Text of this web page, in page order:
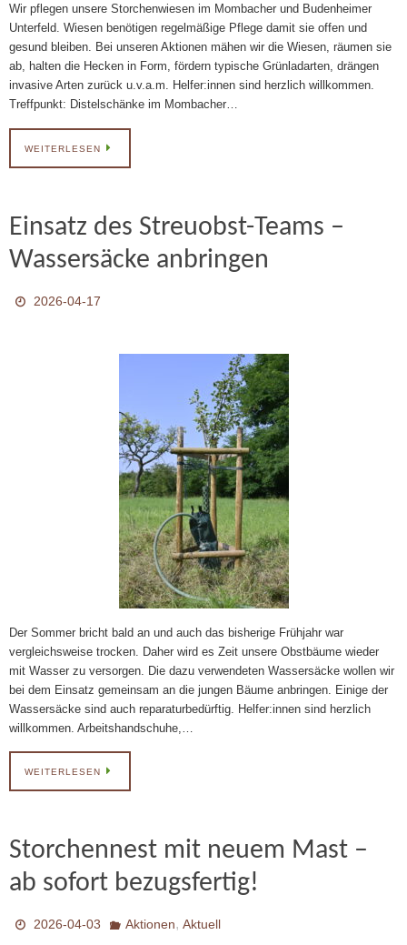
Wir pflegen unsere Storchenwiesen im Mombacher und Budenheimer
Unterfeld. Wiesen benötigen regelmäßige Pflege damit sie offen und
gesund bleiben. Bei unseren Aktionen mähen wir die Wiesen, räumen sie
ab, halten die Hecken in Form, fördern typische Grünladarten, drängen
invasive Arten zurück u.v.a.m. Helfer:innen sind herzlich willkommen.
Treffpunkt: Distelschänke im Mombacher…
WEITERLESEN
Einsatz des Streuobst-Teams –
Wassersäcke anbringen
2026-04-17
Der Sommer bricht bald an und auch das bisherige Frühjahr war
vergleichsweise trocken. Daher wird es Zeit unsere Obstbäume wieder
mit Wasser zu versorgen. Die dazu verwendeten Wassersäcke wollen wir
bei dem Einsatz gemeinsam an die jungen Bäume anbringen. Einige der
Wassersäcke sind auch reparaturbedürftig. Helfer:innen sind herzlich
willkommen. Arbeitshandschuhe,…
WEITERLESEN
Storchennest mit neuem Mast –
ab sofort bezugsfertig!
2026-04-03 Aktionen, Aktuell